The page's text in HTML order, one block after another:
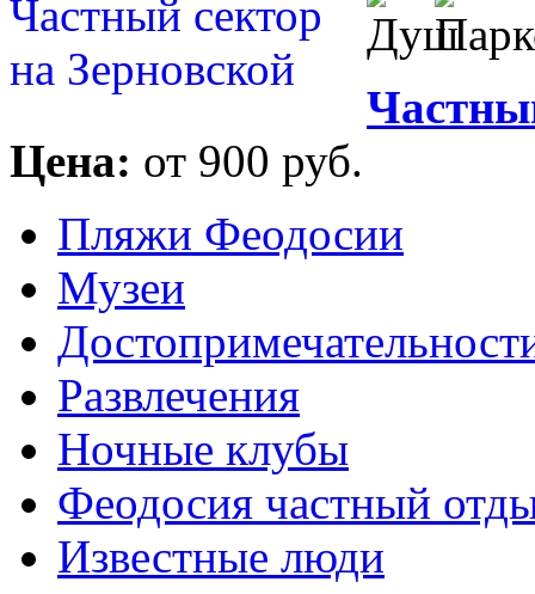
Цена: от 900 руб.
Пляжи Феодосии
Музеи
Развлечения
Ночные клубы
Феодосия частный
Известные люди